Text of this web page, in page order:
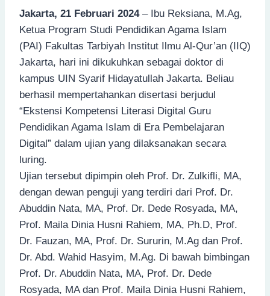
Jakarta, 21 Februari 2024– Ibu Reksiana, M.Ag,
Ketua Program Studi Pendidikan Agama Islam
(PAI) Fakultas Tarbiyah Institut Ilmu Al-Qur’an (IIQ)
Jakarta, hari ini dikukuhkan sebagai doktor di
kampus UIN Syarif Hidayatullah Jakarta. Beliau
berhasil mempertahankan disertasi berjudul
“Ekstensi Kompetensi Literasi Digital Guru
Pendidikan Agama Islam di Era Pembelajaran
Digital” dalam ujian yang dilaksanakan secara
luring.
Ujian tersebut dipimpin oleh Prof. Dr. Zulkifli, MA,
dengan dewan penguji yang terdiri dari Prof. Dr.
Abuddin Nata, MA, Prof. Dr. Dede Rosyada, MA,
Prof. Maila Dinia Husni Rahiem, MA, Ph.D, Prof.
Dr. Fauzan, MA, Prof. Dr. Sururin, M.Ag dan Prof.
Dr. Abd. Wahid Hasyim, M.Ag. Di bawah bimbingan
Prof. Dr. Abuddin Nata, MA, Prof. Dr. Dede
Rosyada, MA dan Prof. Maila Dinia Husni Rahiem,